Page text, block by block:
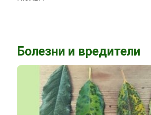
Болезни и вредители